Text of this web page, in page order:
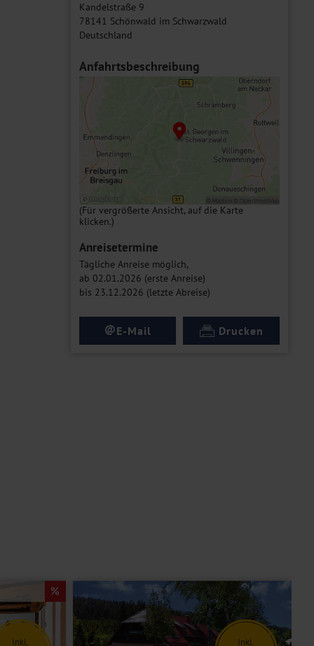
Kandelstraße 9
78141 Schönwald im Schwarzwald
Deutschland
Anfahrtsbeschreibung
(Für vergrößerte Ansicht, auf die Karte
klicken.)
Anreisetermine
Tägliche Anreise möglich,
ab 02.01.2026 (erste Anreise)
bis 23.12.2026 (letzte Abreise)
@E-Mail Drucken
Inkl. Inkl.